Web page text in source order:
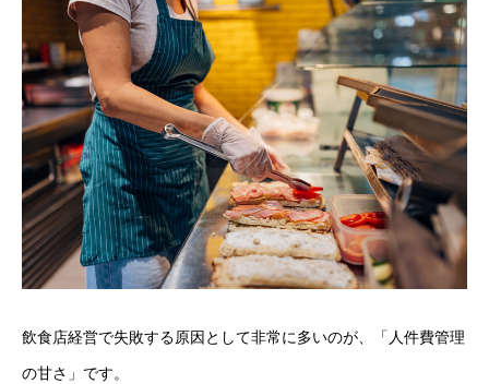
飲食店経営で失敗する原因として非常に多いのが、「人件費管理
の甘さ」です。